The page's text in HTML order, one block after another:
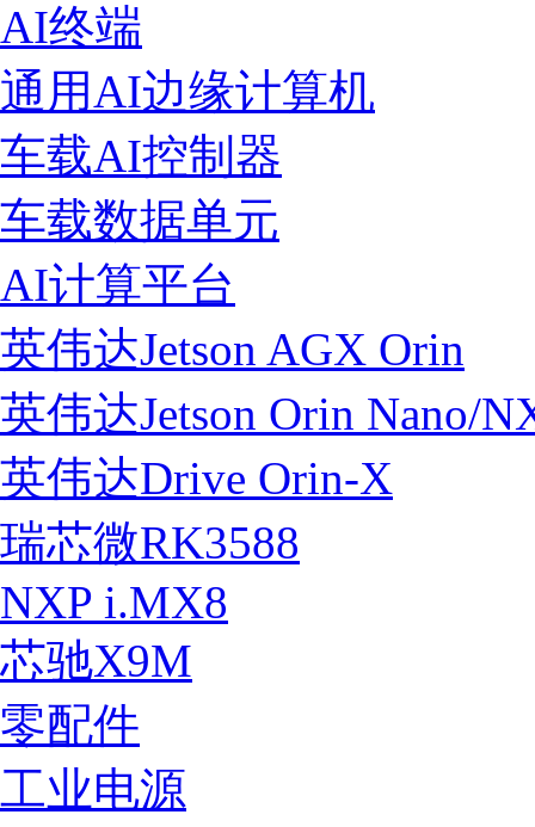
AI终端
通用AI边缘计算机
车载AI控制器
车载数据单元
AI计算平台
英伟达Jetson AGX Orin
英伟达Jetson Orin Nano/
英伟达Drive Orin-X
瑞芯微RK3588
NXP i.MX8
芯驰X9M
零配件
工业电源